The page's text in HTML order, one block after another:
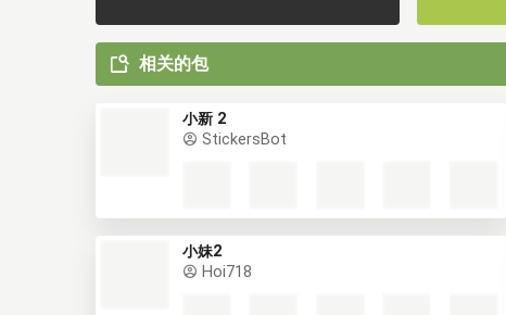
相关的包
小新 2
StickersBot
小妹2
Hoi718